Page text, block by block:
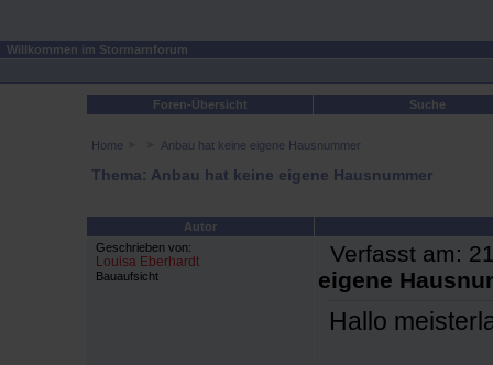
Willkommen im Stormarnforum
Foren-Übersicht Suche
Home Anbau hat keine eigene Hausnummer
Thema: Anbau hat keine eigene Hausnummer
Autor
Geschrieben von:
Louisa Eberhardt
Bauaufsicht
Verfasst am:
eigene
Hallo